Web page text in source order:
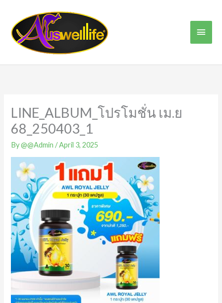
content
LINE_ALBUM_โปรโมชั่น เม.ย
68_250403_1
By@@Admin /April 3, 2025